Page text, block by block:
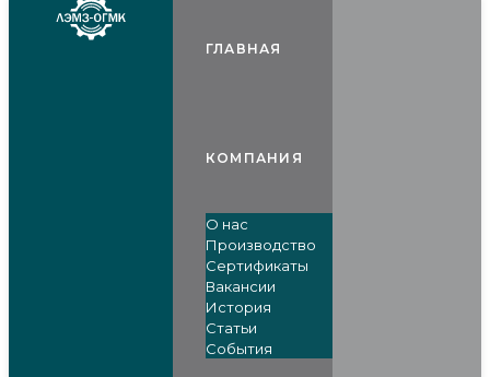
ГЛАВНАЯ
КОМПАНИЯ
О нас
Производство
Сертификаты
Вакансии
История
Статьи
События